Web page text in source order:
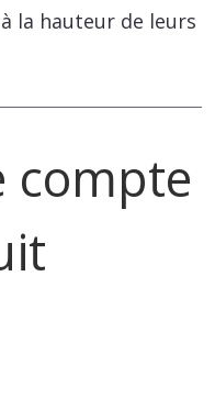
la hauteur de leurs
compte